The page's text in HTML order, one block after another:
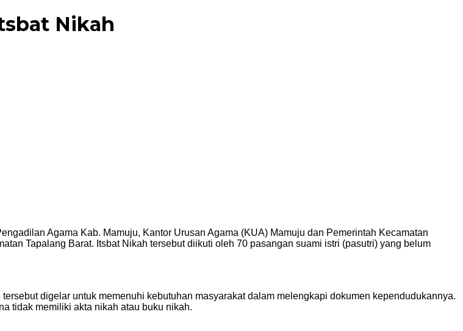
Nikah
Agama Kab. Mamuju, Kantor Urusan Agama (KUA) Mamuju dan Pemerintah Kecamatan
Tapalang Barat. Itsbat Nikah tersebut diikuti oleh 70 pasangan suami istri (pasutri) yang belum
digelar untuk memenuhi kebutuhan masyarakat dalam melengkapi dokumen kependudukannya.
tidak memiliki akta nikah atau buku nikah.